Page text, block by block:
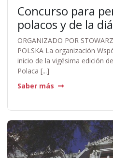
Concurso para
polacos y de la
ORGANIZADO POR
POLSKA La organización
inicio de la vigésima edición
Polaca [...]
Saber más